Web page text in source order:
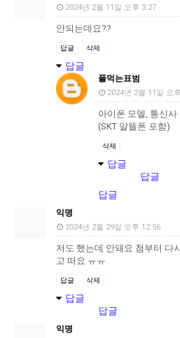
2024년 2월 11일 오후 3:27
안되는데요??
답글 삭제
답글
풀먹는표범
2024년 2월 11일 오
아이폰 모델, 통신
(SKT 알뜰폰 포함)
삭제
답글
답글
답글
익명
2024년 2월 29일 오후 12:56
저도 했는데 안돼요 첨부터 다
고 떠요 ㅠㅠ
답글 삭제
답글
답글
익명